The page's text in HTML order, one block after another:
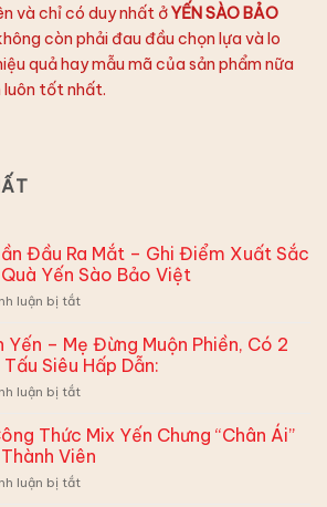
và chỉ có duy nhất ởYẾN SÀO BẢO
còn phải đau đầu chọn lựa và lo
quả hay mẫu mã của sản phẩm nữa
luôn tốt nhất.
Đầu Ra Mắt – Ghi Điểm Xuất Sắc
Yến Sào Bảo Việt
luận bị tắtở
Đề:
Lần
Đầu
Ra
–
Ghi
Xuất
Yến – Mẹ Đừng Muộn Phiền, Có 2
Siêu Hấp Dẫn:
luận bị tắtở
Lười
Ăn
Yến
–
Thức Mix Yến Chưng “Chân Ái”
Viên
luận bị tắtở